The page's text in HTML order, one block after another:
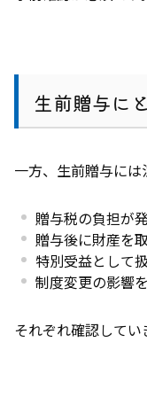
生前贈与に
一方、生前贈与には
贈与税の負担が
贈与後に財産を
特別受益として
制度変更の影響
それぞれ確認してい